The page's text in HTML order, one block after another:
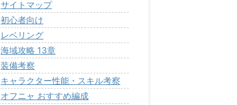
サイトマップ
初心者向け
レベリング
海域攻略 13章
装備考察
キャラクター性能・スキル考察
オフニャ おすすめ編成